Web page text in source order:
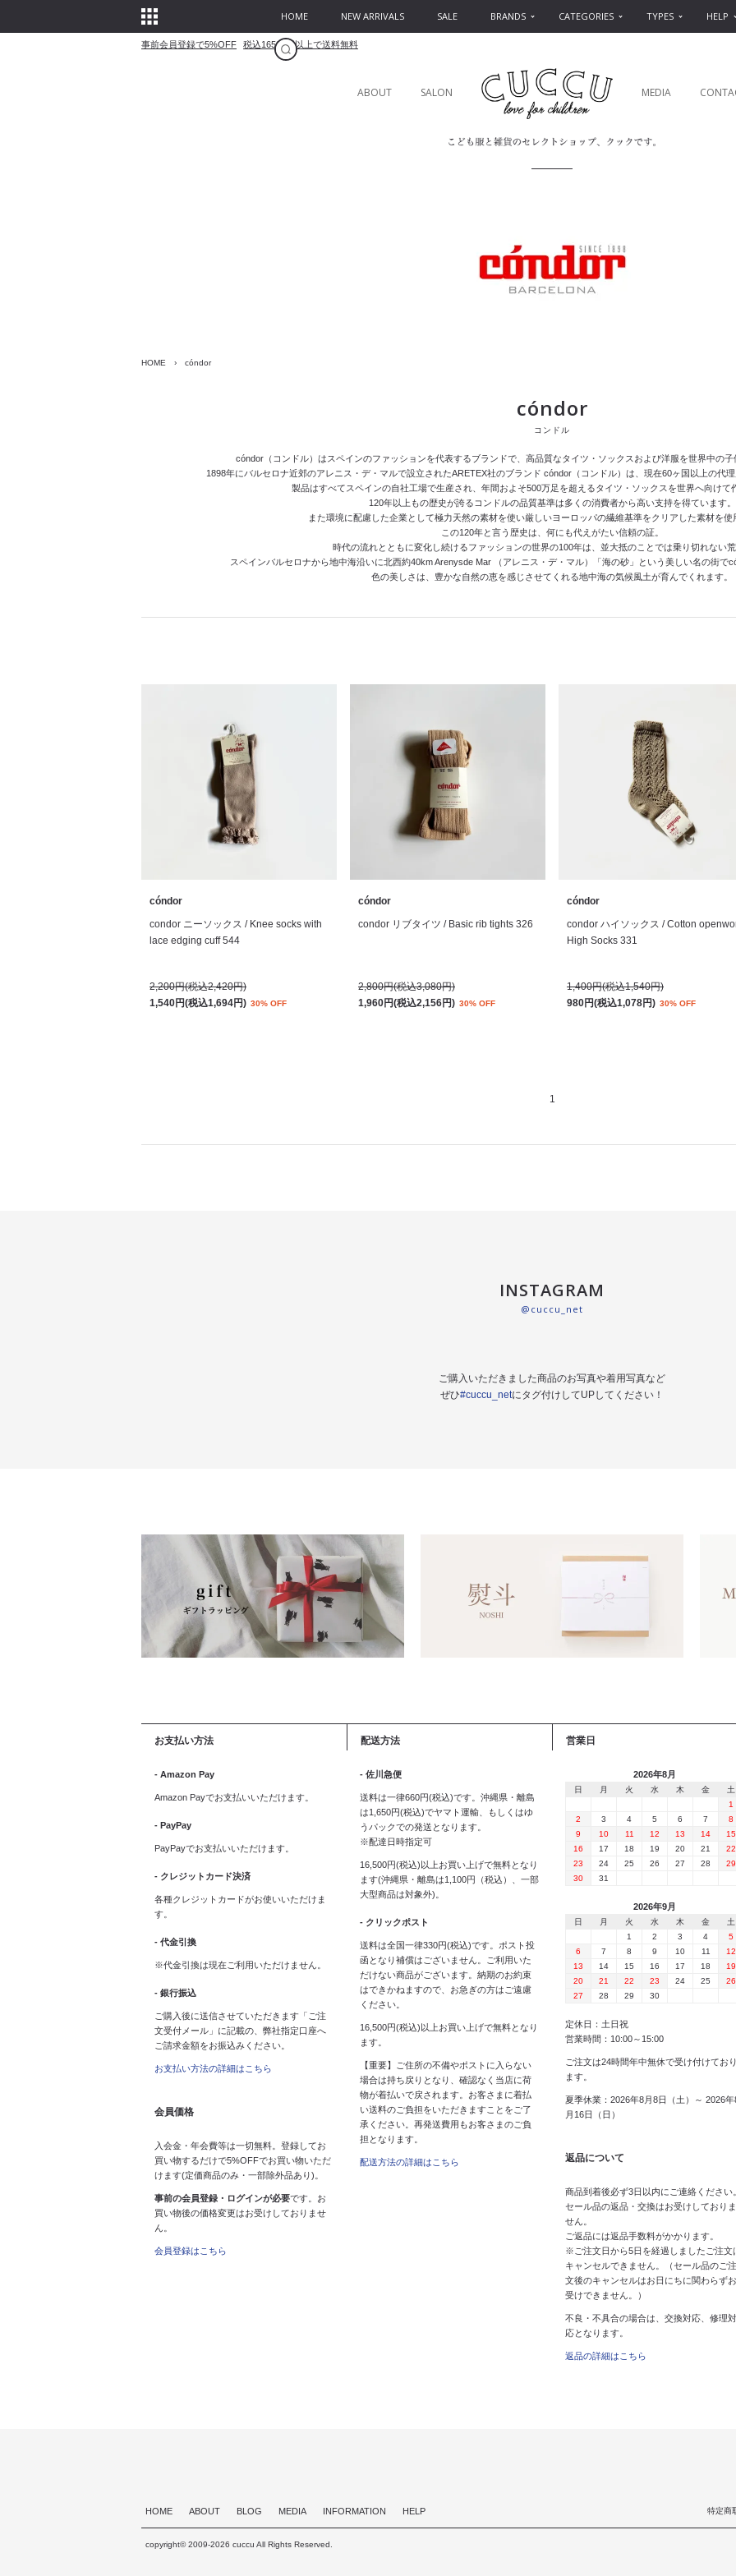
HOME NEW ARRIVALS SALE BRANDS CATEGORIES TYPES HELP
事前会員登録で5%OFF 税込16500円以上で送料無料
ABOUT SALON MEDIA
HOME › cóndor
cóndor
コンドル
cóndor（コンドル）はスペインのファッションを代表するブランドで、高品質なタイツ・ソックスおよび洋服を世界中の
1898年にバルセロナ近郊のアレニス・デ・マルで設立されたARETEX社のブランド cóndor（コンドル）は、現在60ヶ国以上の代
製品はすべてスペインの自社工場で生産され、年間およそ500万足を超えるタイツ・ソックスを世界へ向けて
120年以上もの歴史が誇るコンドルの品質基準は多くの消費者から高い支持を得ています。
また環境に配慮した企業として極力天然の素材を使い厳しいヨーロッパの繊維基準をクリアした素材を使
この120年と言う歴史は、何にも代えがたい信頼の証。
時代の流れとともに変化し続けるファッションの世界の100年は、並大抵のことでは乗り切れない
スペインバルセロナから地中海沿いに北西約40km Arenysde Mar （アレニス・デ・マル）「海の砂」という美しい名の街で
色の美しさは、豊かな自然の恵を感じさせてくれる地中海の気候風土が育んでくれます。
cóndor
condor ニーソックス / Knee socks with
lace edging cuff 544
2,200円(税込2,420円)
1,540円(税込1,694円) 30% OFF
cóndor
condor リブタイツ / Basic rib tights 326
2,800円(税込3,080円)
1,960円(税込2,156円) 30% OFF
cóndor
condor ハイソックス / Cotton
High Socks 331
1,400円(税込1,540円)
980円(税込1,078円) 30% OFF
1
INSTAGRAM
@cuccu_net
ご購入いただきました商品のお写真や着用写真など
ぜひ#cuccu_netにタグ付けしてUPしてください！
お支払い方法
- Amazon Pay
Amazon Payでお支払いいただけます。
- PayPay
PayPayでお支払いいただけます。
- クレジットカード決済
各種クレジットカードがお使いいただけま
す。
- 代金引換
※代金引換は現在ご利用いただけません。
- 銀行振込
ご購入後に送信させていただきます「ご注
文受付メール」に記載の、弊社指定口座へ
ご請求金額をお振込みください。
お支払い方法の詳細はこちら
会員価格
入会金・年会費等は一切無料。登録してお
買い物するだけで5%OFFでお買い物いただ
けます(定価商品のみ・一部除外品あり)。
事前の会員登録・ログインが必要です。お
買い物後の価格変更はお受けしておりませ
ん。
会員登録はこちら
配送方法
- 佐川急便
送料は一律660円(税込)です。沖縄県・離島
は1,650円(税込)でヤマト運輸、もしくはゆ
うパックでの発送となります。
※配達日時指定可
16,500円(税込)以上お買い上げで無料となり
ます(沖縄県・離島は1,100円（税込）、一部
大型商品は対象外)。
- クリックポスト
送料は全国一律330円(税込)です。ポスト投
函となり補償はございません。ご利用いた
だけない商品がございます。納期のお約束
はできかねますので、お急ぎの方はご遠慮
ください。
16,500円(税込)以上お買い上げで無料となり
ます。
【重要】ご住所の不備やポストに入らない
場合は持ち戻りとなり、確認なく当店に荷
物が着払いで戻されます。お客さまに着払
い送料のご負担をいただきますことをご了
承ください。再発送費用もお客さまのご負
担となります。
配送方法の詳細はこちら
営業日
2026年8月
日 月 火 水 木 金
土
1
2
3 4 5 6 7
8
9
10 11 12 13 14
15
16
17 18 19 20 21
22
23
24 25 26 27 28
29
30
31
2026年9月
日 月 火 水 木 金
土
1
2 3 4
5
6
7 8 9 10 11
12
13
14 15 16 17 18
19
20
21 22 23 24 25
26
27
28 29 30
定休日：土日祝
営業時間：10:00～15:00
ご注文は24時間年中無休で受け付けてお
ます。
夏季休業：2026年8月8日（土）～ 2026年
月16日（日）
返品について
商品到着後必ず3日以内にご連絡ください
セール品の返品・交換はお受けしておりま
せん。
ご返品には返品手数料がかかります。
※ご注文日から5日を経過しましたご注文
キャンセルできません。（セール品のご注
文後のキャンセルはお日にちに関わらずお
受けできません。）
不良・不具合の場合は、交換対応、修理対
応となります。
返品の詳細はこちら
HOME ABOUT BLOG MEDIA INFORMATION HELP 特定商
copyright© 2009-2026 cuccu All Rights Reserved.